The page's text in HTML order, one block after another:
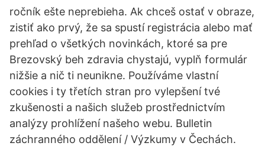
ročník ešte neprebieha. Ak chceš ostať v obraze,
zistiť ako prvý, že sa spustí registrácia alebo mať
prehľad o všetkých novinkách, ktoré sa pre
Brezovský beh zdravia chystajú, vyplň formulár
nižšie a nič ti neunikne. Používáme vlastní
cookies i ty třetích stran pro vylepšení tvé
zkušenosti a našich služeb prostřednictvím
analýzy prohlížení našeho webu. Bulletin
záchranného oddělení / Výzkumy v Čechách.